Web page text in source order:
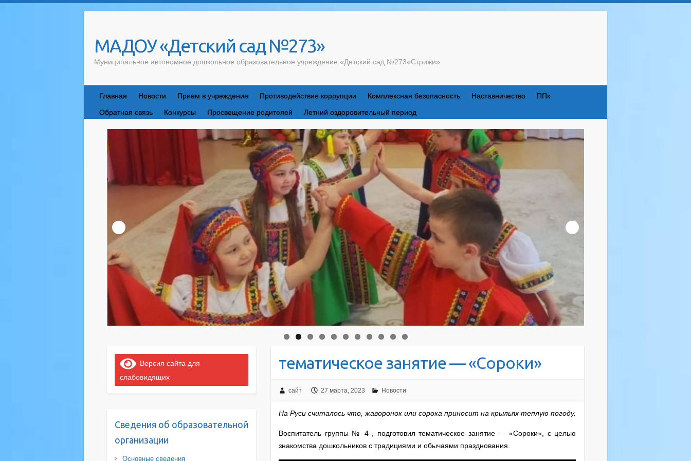
МАДОУ «Детский сад №273»
Муниципальное автономное дошкольное образовательное учреждение «Детский сад №273«Стрижи»
Главная Новости Прием в учреждение Противодействие коррупции Комплексная безопасность Наставничество
ППк
Обратная связь
Конкурсы Просвещение родителей Летний оздоровительный период
тематическое занятие — «Сороки»
сайт 27 марта, 2023 Новости
На Руси считалось что, жаворонок или сорока приносит на крыльях теплую погоду.
Воспитатель группы № 4 , подготовил тематическое занятие — «Сороки», с целью
знакомства дошкольников с традициями и обычаями празднования.
Версия сайта для
слабовидящих
Сведения об образовательной
организации
Основные сведения